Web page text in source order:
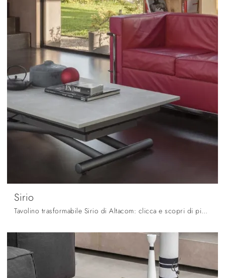
Sirio
Tavolino trasformabile Sirio di Altacom: clicca e scopri di più sui Complementi e tavolini moderni in melaminico del noto e rinomato brand!